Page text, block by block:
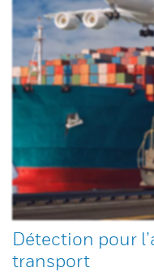
Détection pour
transport